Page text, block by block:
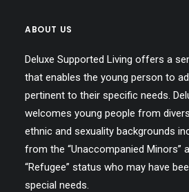
ABOUT US
Deluxe Supported Living offers a
that enables the young person to
pertinent to their specific needs.
welcomes young people from
ethnic and sexuality backgrounds
from the “Unaccompanied Minors”
“Refugee” status who may have
special needs.